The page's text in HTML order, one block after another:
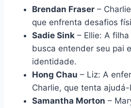
Brendan Fraser –
que enfrenta desafios
Sadie Sink – Ellie: A
busca entender seu pai
identidade.
Hong Chau – Liz: A
Charlie, que tenta
Samantha Morton –